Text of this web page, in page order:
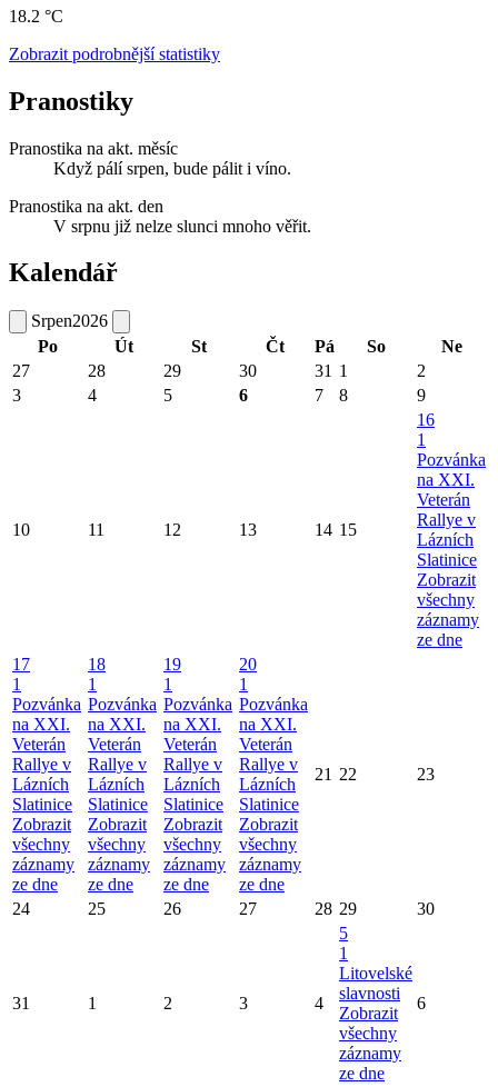
18.2 °C
Zobrazit podrobnější statistiky
Pranostiky
Pranostika na akt. měsíc
Když pálí srpen, bude pálit i víno.
Pranostika na akt. den
V srpnu již nelze slunci mnoho věřit.
Kalendář
Srpen2026
Po
Út St Čt Pá So
Ne
27
28 29 30 31 1
2
3
4 5 6 7 8 9
10 11 12 13 14 15
16
1
Pozvánka
na XXI.
Veterán
Rallye v
Lázních
Slatinice
Zobrazit
všechny
záznamy
ze dne
17
1
Pozvánka
na XXI.
Veterán
Rallye v
Lázních
Slatinice
Zobrazit
všechny
záznamy
ze dne
18
1
Pozvánka
na XXI.
Veterán
Rallye v
Lázních
Slatinice
Zobrazit
všechny
záznamy
ze dne
19
1
Pozvánka
na XXI.
Veterán
Rallye v
Lázních
Slatinice
Zobrazit
všechny
záznamy
ze dne
20
1
Pozvánka
na XXI.
Veterán
Rallye v
Lázních
Slatinice
Zobrazit
všechny
záznamy
ze dne
21 22 23
24 25 26 27 28 29 30
31 1 2 3 4
5
1
Litovelské
slavnosti
Zobrazit
všechny
záznamy
ze dne
6